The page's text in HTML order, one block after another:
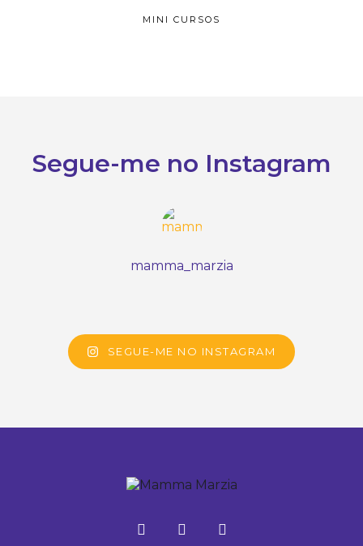
MINI CURSOS
Segue-me no Instagram
mamma_marzia
SEGUE-ME NO INSTAGRAM